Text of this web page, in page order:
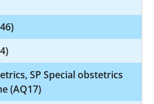
SP Special obstetrics
(AQ17)